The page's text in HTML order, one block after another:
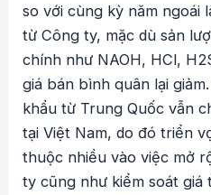
so với cùng kỳ năm ngoái
từ Công ty, mặc dù sản
chính như NAOH, HCl,
giá bán bình quân lại
khẩu từ Trung Quốc vẫn
tại Việt Nam, do đó triển
thuộc nhiều vào việc mở
ty cũng như kiểm soát giá